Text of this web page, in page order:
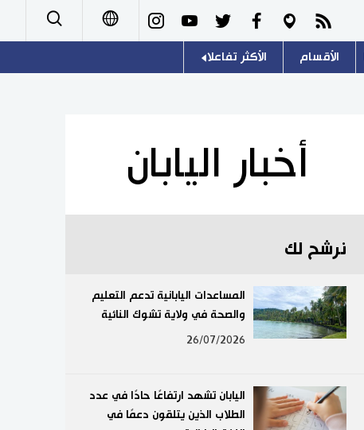
Русский
الأقسام
تجارب وآراء
سياسة
اقتصاد
مجتمع
ثقافة
طوكيو
الأكثر تفاعلا
هو وهي
المطبخ الياباني
أخبار اليابان
نرشح لك
المساعدات اليابانية تدعم التعليم
والصحة في ولاية تشوك النائية
26/07/2026
اليابان تشهد ارتفاعًا حادًا في عدد
الطلاب الذين يتلقون دعمًا في